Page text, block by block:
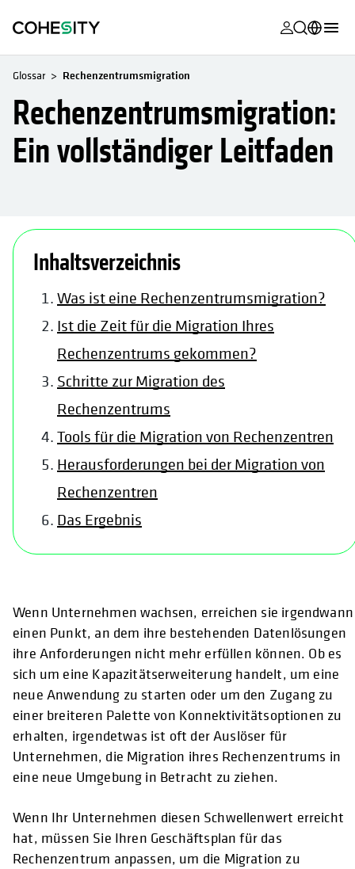
wird in
Helios
wird in
Alta
wird in
Support
wird in
wird in
wird in
wird in
wird in
English (U.S.)
Français (France)
日本語 (Japan)
한국어 (South
Glossar Rechenzentrumsmigration
Rechenzentrumsmigration:
Ein vollständiger Leitfaden
Inhaltsverzeichnis
Was ist eine Rechenzentrumsmigration?
Ist die Zeit für die Migration Ihres
Rechenzentrums gekommen?
Schritte zur Migration des
Rechenzentrums
Tools für die Migration von Rechenzentren
Herausforderungen bei der Migration von
Rechenzentren
Das Ergebnis
Wenn Unternehmen wachsen, erreichen sie irgendwann
einen Punkt, an dem ihre bestehenden Datenlösungen
ihre Anforderungen nicht mehr erfüllen können. Ob es
sich um eine Kapazitätserweiterung handelt, um eine
neue Anwendung zu starten oder um den Zugang zu
einer breiteren Palette von Konnektivitätsoptionen zu
erhalten, irgendetwas ist oft der Auslöser für
Unternehmen, die Migration ihres Rechenzentrums in
eine neue Umgebung in Betracht zu ziehen.
Wenn Ihr Unternehmen diesen Schwellenwert erreicht
hat, müssen Sie Ihren Geschäftsplan für das
Rechenzentrum anpassen, um die Migration zu
wird in einer neuen